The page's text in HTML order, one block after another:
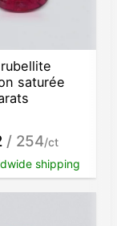
saturée
/ 254/ct
shipping